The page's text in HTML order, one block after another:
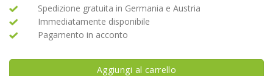
Spedizione gratuita in Germania e Austria
Immediatamente disponibile
Pagamento in acconto
Aggiungi al carrello